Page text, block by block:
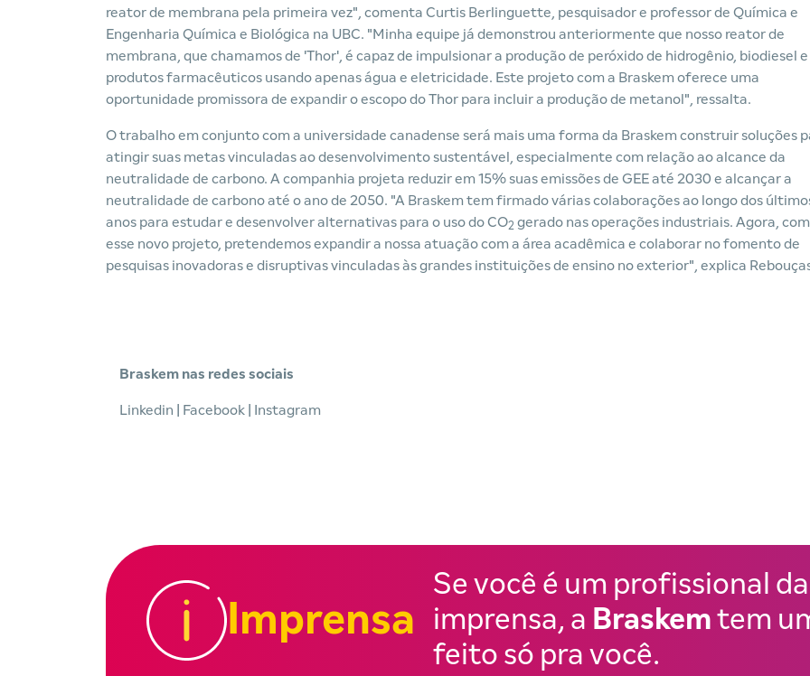
reator de membrana pela primeira vez", comenta Curtis Berlinguette, pesquisador e professor de Química e
Engenharia Química e Biológica na UBC. "Minha equipe já demonstrou anteriormente que nosso reator de
membrana, que chamamos de 'Thor', é capaz de impulsionar a produção de peróxido de hidrogênio, biodiesel e
produtos farmacêuticos usando apenas água e eletricidade. Este projeto com a Braskem oferece uma
oportunidade promissora de expandir o escopo do Thor para incluir a produção de metanol", ressalta.
O trabalho em conjunto com a universidade canadense será mais uma forma da Braskem construir soluções
atingir suas metas vinculadas ao desenvolvimento sustentável, especialmente com relação ao alcance da
neutralidade de carbono. A companhia projeta reduzir em 15% suas emissões de GEE até 2030 e alcançar a
neutralidade de carbono até o ano de 2050. "A Braskem tem firmado várias colaborações ao longo dos
anos para estudar e desenvolver alternativas para o uso do CO2 gerado nas operações industriais. Agora, com
esse novo projeto, pretendemos expandir a nossa atuação com a área acadêmica e colaborar no fomento de
pesquisas inovadoras e disruptivas vinculadas às grandes instituições de ensino no exterior", explica
Braskem nas redes sociais
Linkedin Facebook Instagram
Imprensa
Se você é um profissional da
imprensa, a Braskem tem
feito só pra você.